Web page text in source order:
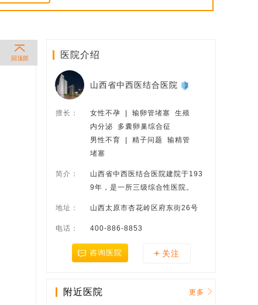
回顶部 医院介绍
山西省中西医结合医院
擅长：
女性不孕  |  输卵管堵塞  生殖
内分泌  多囊卵巢综合征
男性不育  |  精子问题  输精管
堵塞
简介：
山西省中西医结合医院建院于193
9年，是一所三级综合性医院。
地址： 山西太原市杏花岭区府东街26号
电话： 400-886-8853
咨询医院 + 关注
附近医院 更多